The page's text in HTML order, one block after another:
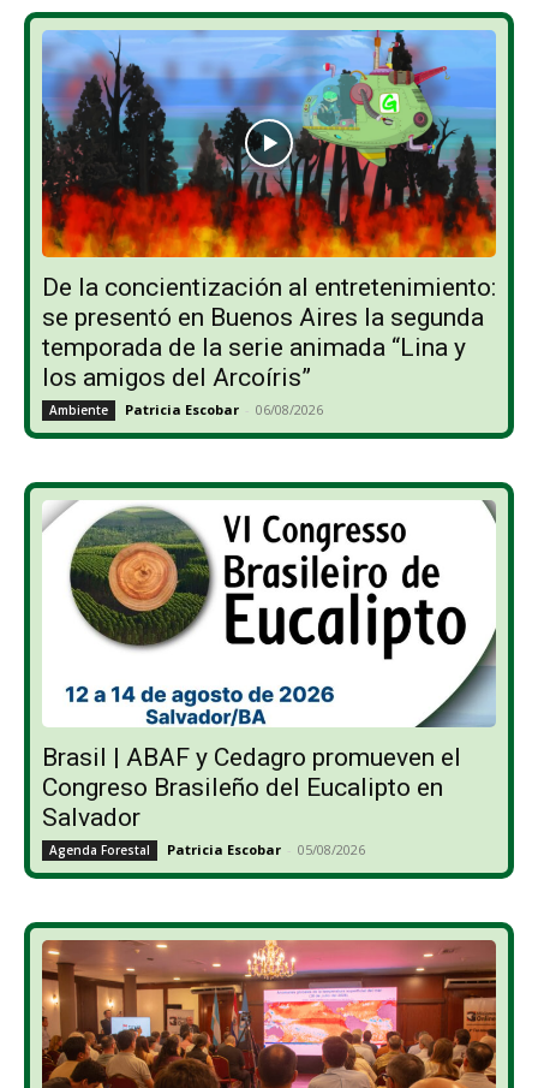
De la concientización al entretenimiento:
se presentó en Buenos Aires la segunda
temporada de la serie animada “Lina y
los amigos del Arcoíris”
Ambiente Patricia Escobar - 06/08/2026
Brasil | ABAF y Cedagro promueven el
Congreso Brasileño del Eucalipto en
Salvador
Agenda Forestal Patricia Escobar - 05/08/2026